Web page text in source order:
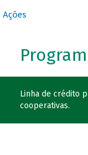
Ações
Linha de crédito
cooperativas.